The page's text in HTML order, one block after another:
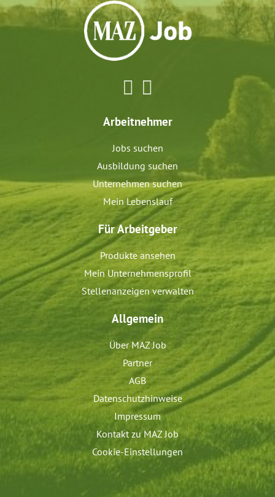
Arbeitnehmer
Jobs suchen
Ausbildung suchen
Unternehmen suchen
Mein Lebenslauf
Für Arbeitgeber
Produkte ansehen
Mein Unternehmensprofil
Stellenanzeigen verwalten
Allgemein
Über MAZ Job
Partner
AGB
Datenschutzhinweise
Impressum
Kontakt zu MAZ Job
Cookie-Einstellungen